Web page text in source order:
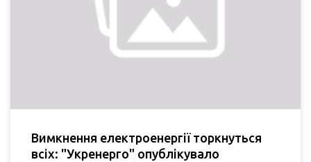
Вимкнення електроенергії торкнуться
всіх: "Укренерго" опублікувало